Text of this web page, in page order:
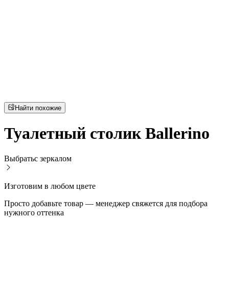
Найти похожие
Туалетный столик Ballerino
Выбратьс зеркалом
Изготовим в любом цвете
Просто добавьте товар — менеджер свяжется для подбора
нужного оттенка